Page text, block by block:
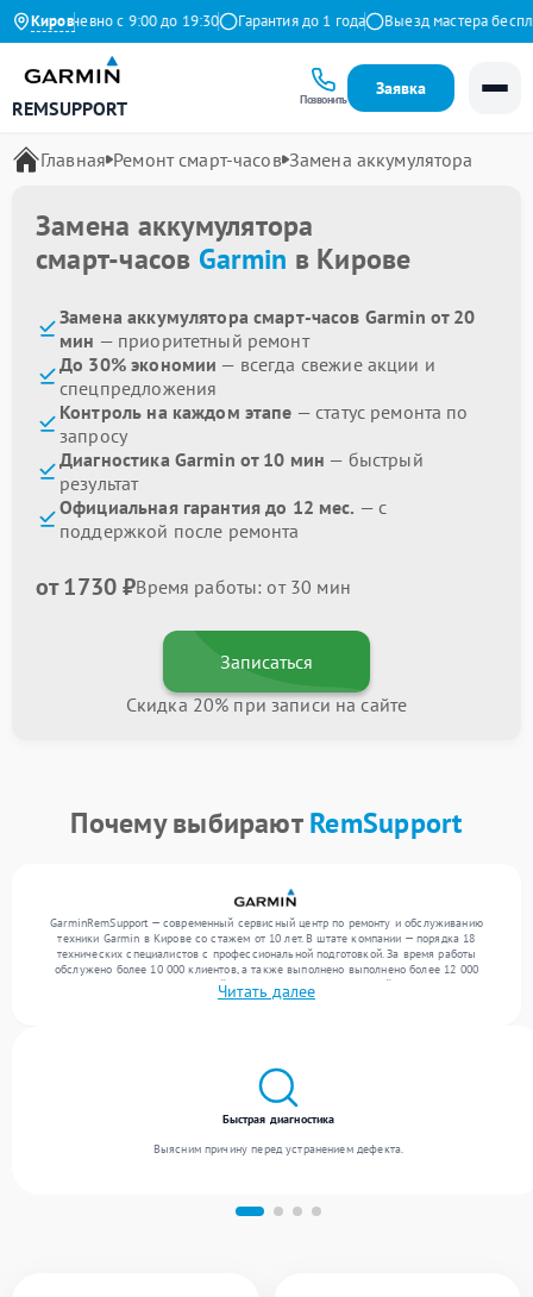
Киров
Ежедневно с 9:00 до 19:30 Гарантия до 1 года Выезд мастера
REMSUPPORT Позвонить
Заявка
Главная Ремонт смарт-часов Замена аккумулятора
Замена аккумулятора
смарт-часов Garmin в Кирове
Замена аккумулятора смарт-часов Garmin от 20
мин — приоритетный ремонт
До 30% экономии — всегда свежие акции и
спецпредложения
Контроль на каждом этапе — статус ремонта по
запросу
Диагностика Garmin от 10 мин — быстрый
результат
Официальная гарантия до 12 мес. — с
поддержкой после ремонта
от 1730 ₽Время работы: от 30 мин
Записаться
Скидка 20% при записи на сайте
Почему выбираютRemSupport
GarminRemSupport — современный сервисный центр по ремонту и обслуживанию
техники Garmin в Кирове со стажем от 10 лет. В штате компании — порядка 18
технических специалистов с профессиональной подготовкой. За время работы
обслужено более 10 000 клиентов, а также выполнено выполнено более 12 000
ремонтов. Ежемесячно в сервисный центр поступает от 300 устройств, включая , , . Мы
беремся за задачи любой сложности и обеспечиваем надежный результат благодаря
Читать далее
Быстрая диагностика
Выясним причину перед устранением дефекта.